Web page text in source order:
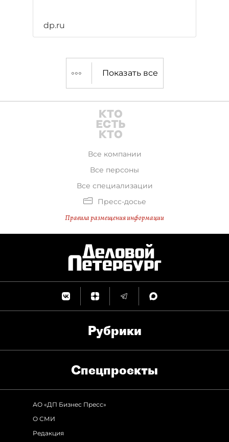
dp.ru
Показать все
Все компании
Все персоны
Все специализации
Пресс-досье
Правила размещения информации
Рубрики
Спец­проекты
АО «ДП Бизнес Пресс»
О СМИ
Редакция